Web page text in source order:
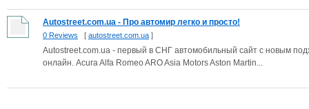
Autostreet.com.ua - Про автомир легко и просто!
0 Reviews [ autostreet.com.ua ]
Autostreet.com.ua - первый в СНГ автомобильный сайт с новым
онлайн. Acura Alfa Romeo ARO Asia Motors Aston Martin...